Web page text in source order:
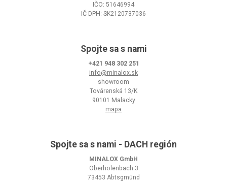
IČO: 51646994
IČ DPH: SK2120737036
Spojte sa s nami
+421 948 302 251
info@minalox.sk
showroom
Továrenská 13/K
90101 Malacky
mapa
Spojte sa s nami - DACH región
MINALOX GmbH
Oberholenbach 3
73453 Abtsgmünd